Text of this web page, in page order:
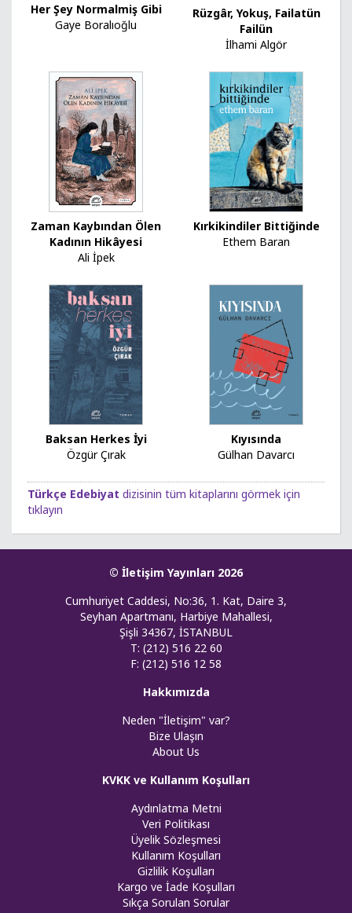
Her Şey Normalmiş Gibi
Gaye Boralıoğlu
Rüzgâr, Yokuş, Failatün
Failün
İlhami Algör
Zaman Kaybından Ölen
Kadının Hikâyesi
Ali İpek
Kırkikindiler Bittiğinde
Ethem Baran
Baksan Herkes İyi
Özgür Çırak
Kıyısında
Gülhan Davarcı
Türkçe Edebiyat dizisinin tüm kitaplarını görmek için
tıklayın
© İletişim Yayınları 2026
Cumhuriyet Caddesi, No:36, 1. Kat, Daire 3,
Seyhan Apartmanı, Harbiye Mahallesi,
Şişli 34367, İSTANBUL
T: (212) 516 22 60
F: (212) 516 12 58
Hakkımızda
Neden "İletişim" var?
Bize Ulaşın
About Us
KVKK ve Kullanım Koşulları
Aydınlatma Metni
Veri Politikası
Üyelik Sözleşmesi
Kullanım Koşulları
Gizlilik Koşulları
Kargo ve İade Koşulları
Sıkça Sorulan Sorular